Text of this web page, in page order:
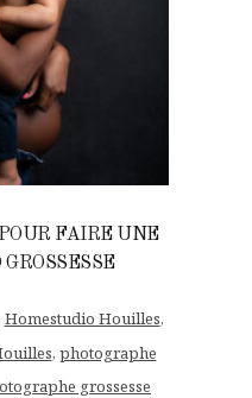
FAIRE UNE
Homestudio Houilles,
, photographe
grossesse